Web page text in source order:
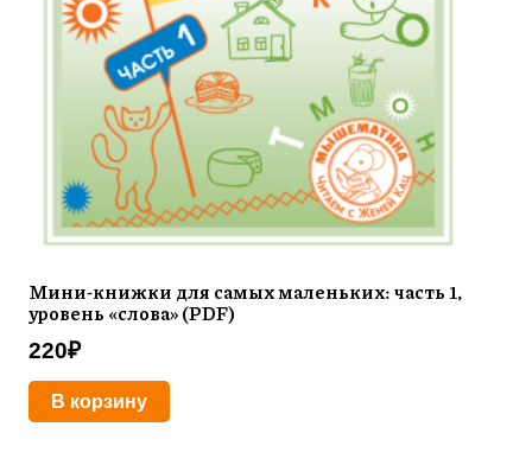
Мини-книжки для самых маленьких: часть 1,
уровень «слова» (PDF)
220₽
В корзину